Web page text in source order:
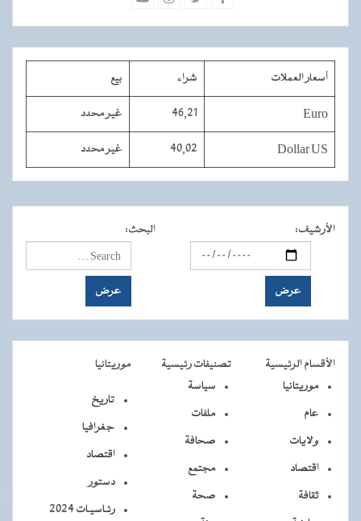
أسعار العملات شراء بيع
Euro
46,21 غير محدد
Dollar US
40,02 غير محدد
الأرشيف: البحث:
الأقسام الرئيسية تصنيفات رئيسية
موريتانيا
موريتانيا
عام
ولايات
اقتصاد
ثقافة
سياسة
ملفات
صحافة
مجتمع
صحة
تاريخ
جغرافيا
اقتصاد
دستور
رئـاسيـات 2024